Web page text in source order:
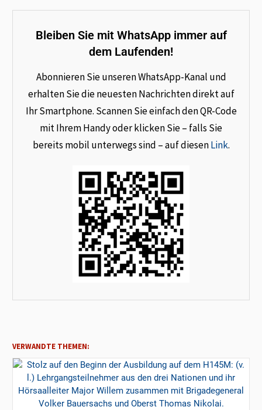
Bleiben Sie mit WhatsApp immer auf
dem Laufenden!
Abonnieren Sie unseren WhatsApp-Kanal und
erhalten Sie die neuesten Nachrichten direkt auf
Ihr Smartphone. Scannen Sie einfach den QR-Code
mit Ihrem Handy oder klicken Sie – falls Sie
bereits mobil unterwegs sind – auf diesenLink.
VERWANDTE THEMEN: